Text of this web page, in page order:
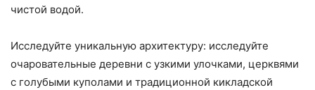
чистой водой.
Исследуйте уникальную архитектуру: исследуйте
очаровательные деревни с узкими улочками, церквями
с голубыми куполами и традиционной кикладской